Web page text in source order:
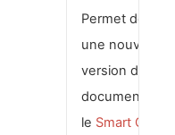
Permet de
une nouvelle
version du
document
le Smart Object